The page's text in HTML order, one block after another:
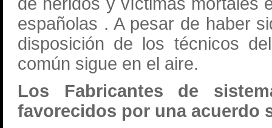
españolas . A pesar de haber
disposición de los técnicos
común sigue en el aire.
Los Fabricantes de
favorecidos por una acuerdo